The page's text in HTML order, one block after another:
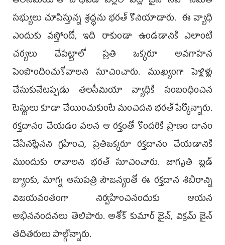
సభ్యులు చూపిస్తున్న శ్రద్ధను భరత్ కొనియాడారు. ఈ వ్యాధి
ఎందుకు వస్తోందో, ఇది రాకుండా ఉండడానికి ఎలాంటి
చర్యలు చేపట్టాలో ప్రతి ఒక్కరూ అవగాహన
పెంపొందించుకోవాలని సూచించారు. ముఖ్యంగా పెళ్లిళ్లు
చేసుకునేటప్పడు తలసీమియా వ్యాధికి సంబంధించిన
టెస్టులు కూడా చేయించుకుంటే మంచిదని భరత్ పేర్కొన్నారు.
రక్తదానం చేయడం వలన ఆ రక్తంతో కొందరికి ప్రాణం దానం
చేసినట్లేనని గ్రహించి, ప్రతిఒక్కరూ రక్తదానం చేయడానికి
ముందుకు రావాలని భరత్ సూచించారు. జాగృతి బ్లడ్
బ్యాంకు, మాగ్న ఆసుపత్రి సౌజన్యంతో ఈ రక్తదాన శిబిరాన్ని
విజయవంతంగా నిర్వహించినందుకు ఆయన
అభిననందనలు తెలిపారు. అశోక్ కుమార్ జైన్, విక్రమ్ జైన్
తదితరులు పాల్గొన్నారు.